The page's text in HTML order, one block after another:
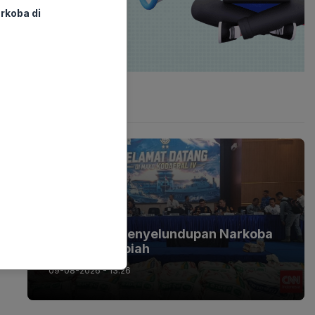
Terungkap Penyelundupan Narkoba
Triliunan Rupiah
09-08-2026 - 13.26
di